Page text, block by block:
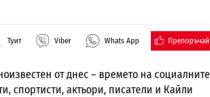
Туит Viber Whats App Препоръчай
от днес – времето на социалните
спортисти, актьори, писатели и Кайли